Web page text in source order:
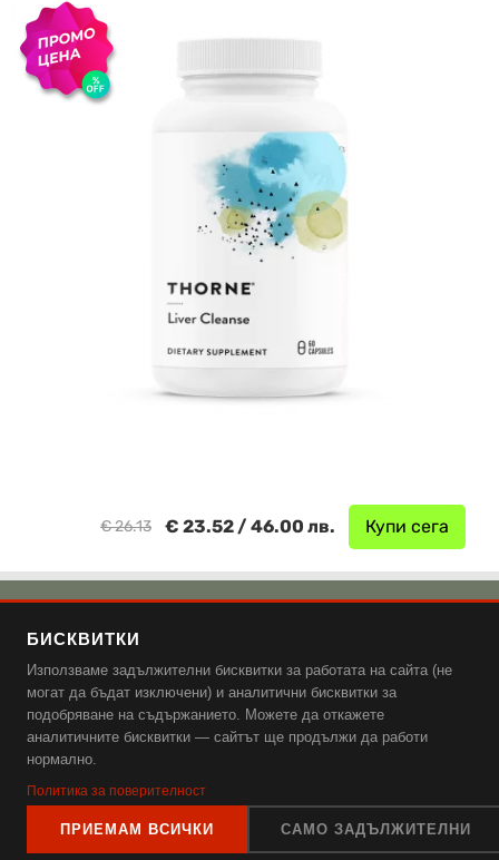
Купи сега
€ 23.52 / 46.00 лв.
€ 26.13
🌿 Добавки от Емаг
🌿 Аптека Ревита
🌿 Аптека Витания
Поверителност и защита на данните, бисквитки и общи
условия.
БИСКВИТКИ
Използваме задължителни бисквитки за работата на сайта (не
могат да бъдат изключени) и аналитични бисквитки за
подобряване на съдържанието. Можете да откажете
аналитичните бисквитки — сайтът ще продължи да работи
нормално.
Политика за поверителност
ПРИЕМАМ ВСИЧКИ САМО ЗАДЪЛЖИТЕЛНИ